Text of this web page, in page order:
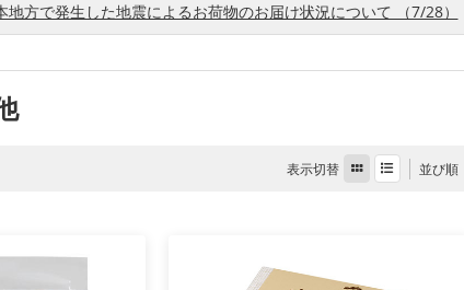
地方で発生した地震によるお荷物のお届け状況について （7/28）
表示切替 並び順